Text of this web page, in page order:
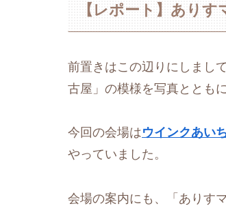
【レポート】あり
前置きはこの辺りにしまし
古屋」の模様を写真ととも
今回の会場はウインクあい
やっていました。
会場の案内にも、「ありす